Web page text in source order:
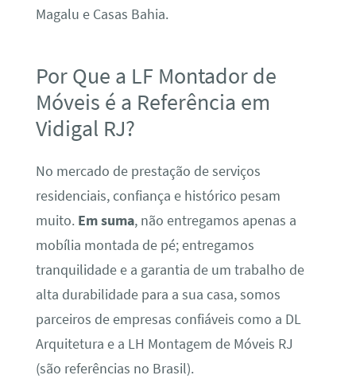
Magalu e Casas Bahia.
Por Que a LF Montador de
Móveis é a Referência em
Vidigal RJ?
No mercado de prestação de serviços
residenciais, confiança e histórico pesam
muito. Em suma, não entregamos apenas a
mobília montada de pé; entregamos
tranquilidade e a garantia de um trabalho de
alta durabilidade para a sua casa, somos
parceiros de empresas confiáveis como a DL
Arquitetura e a LH Montagem de Móveis RJ
(são referências no Brasil).